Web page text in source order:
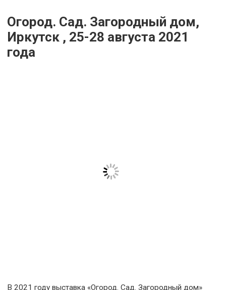
Огород. Сад. Загородный дом,
Иркутск , 25-28 августа 2021
года
В 2021 году выставка «Огород. Сад. Загородный дом»